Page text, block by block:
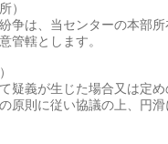
）
争は、当センターの本部
管轄とします。
疑義が生じた場合又は定
原則に従い協議の上、円滑